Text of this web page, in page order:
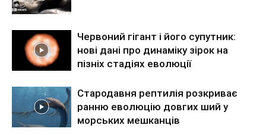
Червоний гігант і його супутник:
нові дані про динаміку зірок на
пізніх стадіях еволюції
Стародавня рептилія розкриває
ранню еволюцію довгих ший у
морських мешканців